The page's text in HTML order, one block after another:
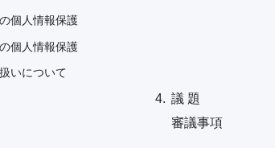
4. 議 題
審議事項
個人情報保護
個人情報保護
いについて